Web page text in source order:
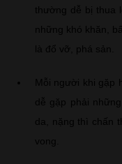
thường dễ bị thua
những khó khăn,
là đổ vỡ, phá sản.
Mỗi người khi gặp
dễ gặp phải
da, nặng thì chấn
vong.